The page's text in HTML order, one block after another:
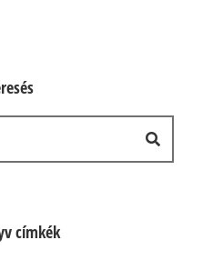
címkék